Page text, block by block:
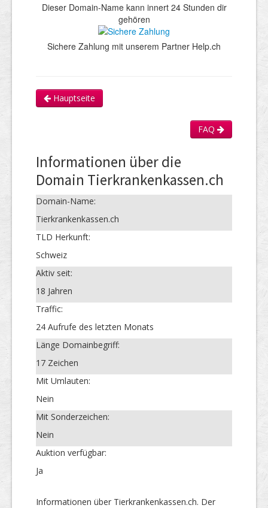
Dieser Domain-Name kann innert 24 Stunden dir
gehören
Sichere Zahlung mit unserem Partner Help.ch
Hauptseite
FAQ
Informationen über die
Domain Tierkrankenkassen.ch
Domain-Name:
Tierkrankenkassen.ch
TLD Herkunft:
Schweiz
Aktiv seit:
18 Jahren
Traffic:
24 Aufrufe des letzten Monats
Länge Domainbegriff:
17 Zeichen
Mit Umlauten:
Nein
Mit Sonderzeichen:
Nein
Auktion verfügbar:
Ja
Informationen über Tierkrankenkassen.ch. Der